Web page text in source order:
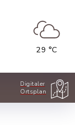
29 °C
Digitaler
Ortsplan